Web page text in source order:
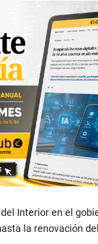
Interior en el
la renovación